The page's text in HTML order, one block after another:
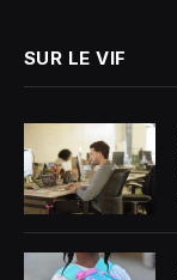
SUR LE VIF